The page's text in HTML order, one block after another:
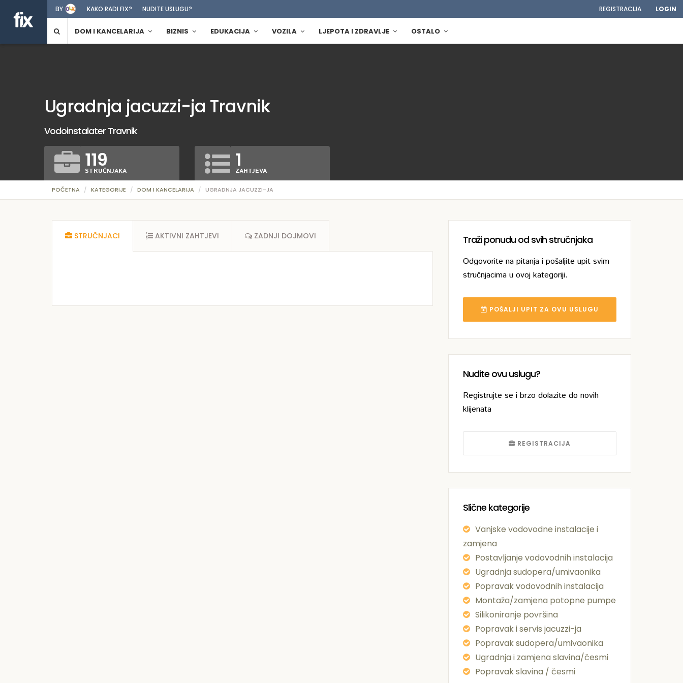
BY KAKO RADI FIX? NUDITE USLUGU? REGISTRACIJA LOGIN
DOM I KANCELARIJA BIZNIS EDUKACIJA VOZILA LJEPOTA I ZDRAVLJE OSTALO
POČETNA KATEGORIJE DOM I KANCELARIJA UGRADNJA JACUZZI-JA
Ugradnja jacuzzi-ja Travnik
Vodoinstalater Travnik
119
STRUČNJAKA 1
ZAHTJEVA
Traži ponudu od svih stručnjaka
Odgovorite na pitanja i pošaljite upit svim
stručnjacima u ovoj kategoriji.
POŠALJI UPIT ZA OVU USLUGU
Nudite ovu uslugu?
Registrujte se i brzo dolazite do novih
klijenata
REGISTRACIJA
Slične kategorije
Vanjske vodovodne instalacije i
zamjena
Postavljanje vodovodnih instalacija
Ugradnja sudopera/umivaonika
Popravak vodovodnih instalacija
Montaža/zamjena potopne pumpe
Silikoniranje površina
Popravak i servis jacuzzi-ja
Popravak sudopera/umivaonika
Ugradnja i zamjena slavina/česmi
Popravak slavina / česmi
STRUČNJACI AKTIVNI ZAHTJEVI ZADNJI DOJMOVI